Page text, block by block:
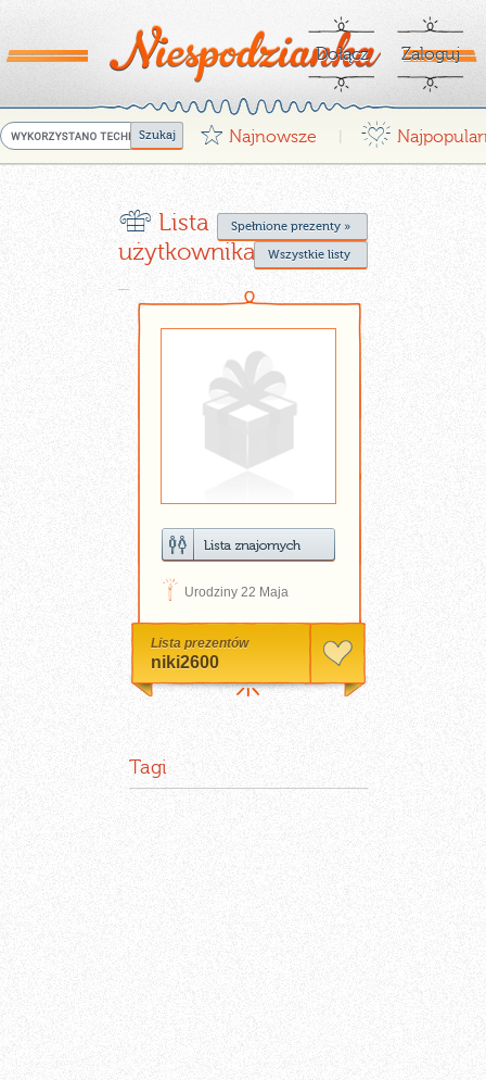
Dołącz Zaloguj
G Najnowsze ¤
r Lista życzeń
użytkownika niki2600
Spełnione prezenty »
Wszystkie listy
D Urodziny 22 Maja
Lista prezentów
niki2600
Tagi